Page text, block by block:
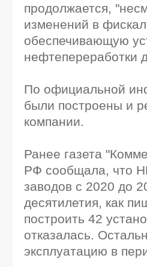
продолжается,
изменений в
обеспечивающую
нефтепереработки
По официальной
были построены и
компании.
Ранее газета
РФ сообщала, что
заводов с 2020 до
десятилетия, как
построить 42
отказалась.
эксплуатацию в